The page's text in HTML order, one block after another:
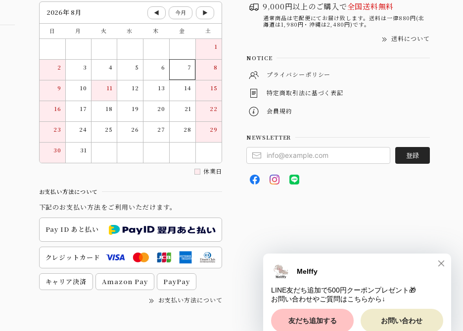
2026年 8月 ◀ 今月 ▶
日 月 火 水 木 金
土
1
2 3 4 5 6 7 8
9 10 11 12 13 14 15
16 17 18 19 20 21 22
23 24 25 26 27 28 29
30 31
休業日
お支払い方法について
下記のお支払い方法をご利用いただけます。
Pay ID あと払い
クレジットカード
キャリア決済 Amazon Pay PayPay
お支払い方法について
9,000円以上のご購入で全国送料無料
通常商品は宅配便にてお届け致します。送料は一律880円(北
海道は1,980円・沖縄は2,480円)です。
送料について
NOTICE
プライバシーポリシー
特定商取引法に基づく表記
会員規約
NEWSLETTER
登録